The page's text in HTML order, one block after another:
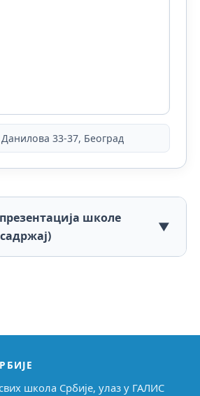
Данилова 33-37, Београд
школе
▼
школа Србије, улаз у ГАЛИС